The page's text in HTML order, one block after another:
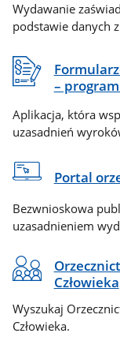
Wydawanie
podstawie danych
– program
Aplikacja, która
uzasadnień
Portal
Bezwnioskowa
uzasadnieniem
Człowieka
Wyszukaj
Człowieka.